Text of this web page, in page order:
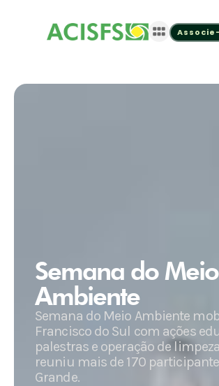
Semana do Meio
Ambiente
Semana do Meio Ambiente
Francisco do Sul com ações
palestras e operação de
reuniu mais de 170
Grande.